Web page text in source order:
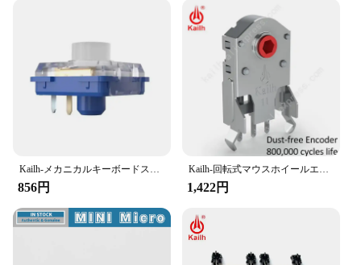
custom keyboard, repairing a laptop, or working on
a DIY project, these connectors are an essential tool
in your toolkit.
**A Trusted Choice for Vendors and Suppliers**
As a wholesale vendor or supplier, the Kailh Socket
Connector Set is a reliable choice for your
inventory. The connectors are designed to withstand
the rigors of daily use, making them a trusted
component for various electronic devices. The set's
durability and consistent performance make it a
popular choice among vendors and suppliers who
socket connectors, you can ensure that your
customers receive a product that meets their
856円 1,422円